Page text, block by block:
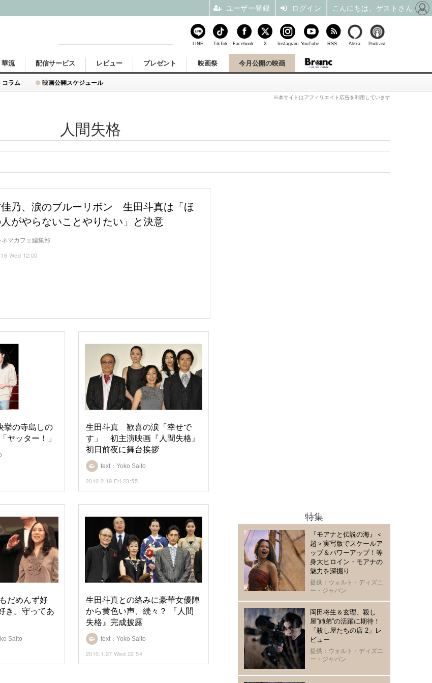
コラム 映画公開スケジュール
華流 配信サービス レビュー プレゼント 映画祭 今月公開の映画
※本サイトはアフィリエイト広告を利用しています
人間失格
ネマカフェ編集部
乃、涙のブルーリボン 生田斗真は「ほ
がやらないことやりたい」と決意
Wed 12:00
挙の寺島しの
ヤッター！」
text：Yoko Saito
生田斗真 歓喜の涙「幸せで
す」 初主演映画『人間失格』
初日前夜に舞台挨拶
2010.2.19 Fri 23:55
Saito
だめんず好
き。守ってあ
text：Yoko Saito
生田斗真との絡みに豪華女優陣
から黄色い声、続々？ 『人間
失格』完成披露
2010.1.27 Wed 22:54
特集
『モアナと伝説の海』＜
超＞実写版でスケールア
ップ＆パワーアップ！等
身大ヒロイン・モアナの
魅力を深掘り
提供：ウォルト・ディズニ
ー・ジャパン
岡田将生＆玄理、殺し
屋“姉弟“の活躍に期待！
「殺し屋たちの店 2」レ
ビュー
提供：ウォルト・ディズニ
ー・ジャパン
LINE TikTok Facebook X Instagram YouTube RSS Alexa Podcast
ユーザー登録 ログイン こんにちは、ゲストさん